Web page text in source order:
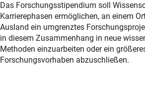
Das Forschungsstipendium soll
Karrierephasen ermöglichen, an einem
Ausland ein umgrenztes
in diesem Zusammenhang in neue
Methoden einzuarbeiten oder ein
Forschungsvorhaben abzuschließen.